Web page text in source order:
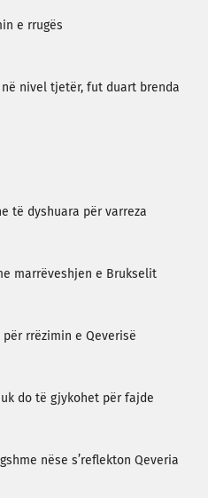
e rrugës
në nivel tjetër, fut duart brenda
të dyshuara për varreza
marrëveshjen e Brukselit
për rrëzimin e Qeverisë
do të gjykohet për fajde
nëse s’reflekton Qeveria